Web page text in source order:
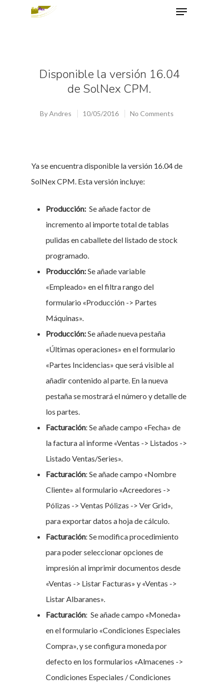
Disponible la versión 16.04
de SolNex CPM.
ByAndres 10/05/2016 No Comments
Ya se encuentra disponible la versión 16.04 de
SolNex CPM. Esta versión incluye:
Producción: Se añade factor de
incremento al importe total de tablas
pulidas en caballete del listado de stock
programado.
Producción:Se añade variable
«Empleado» en el filtra rango del
formulario «Producción -> Partes
Máquinas».
Producción:Se añade nueva pestaña
«Últimas operaciones» en el formulario
«Partes Incidencias» que será visible al
añadir contenido al parte. En la nueva
pestaña se mostrará el número y detalle de
los partes.
Facturación: Se añade campo «Fecha» de
la factura al informe «Ventas -> Listados ->
Listado Ventas/Series».
Facturación: Se añade campo «Nombre
Cliente» al formulario «Acreedores ->
Pólizas -> Ventas Pólizas -> Ver Grid»,
para exportar datos a hoja de cálculo.
Facturación: Se modifica procedimiento
para poder seleccionar opciones de
impresión al imprimir documentos desde
«Ventas -> Listar Facturas» y «Ventas ->
Listar Albaranes».
Facturación: Se añade campo «Moneda»
en el formulario «Condiciones Especiales
Compra», y se configura moneda por
defecto en los formularios «Almacenes ->
Condiciones Especiales / Condiciones